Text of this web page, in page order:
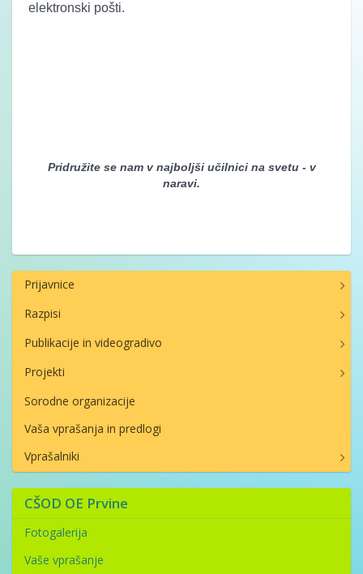
elektronski pošti.
Pridružite se nam v najboljši učilnici na svetu - v
naravi.
Prijavnice
Razpisi
Publikacije in videogradivo
Projekti
Sorodne organizacije
Vaša vprašanja in predlogi
Vprašalniki
CŠOD OE Prvine
Fotogalerija
Vaše vprašanje